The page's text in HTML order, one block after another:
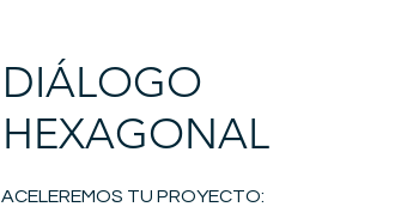
DIÁLOGO
HEXAGONAL
ACELEREMOS TU PROYECTO: